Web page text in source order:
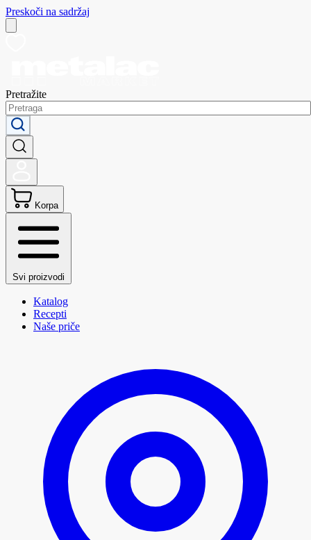
Preskoči na sadržaj
Pretražite
Korpa
Svi proizvodi
Katalog
Recepti
Naše priče